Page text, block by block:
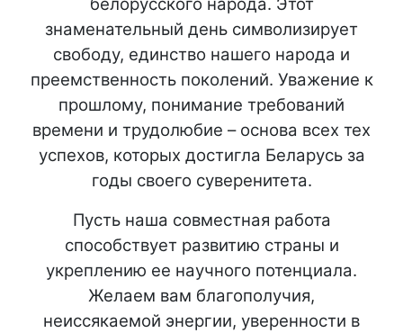
белорусского народа. Этот
знаменательный день символизирует
свободу, единство нашего народа и
преемственность поколений. Уважение к
прошлому, понимание требований
времени и трудолюбие – основа всех тех
успехов, которых достигла Беларусь за
годы своего суверенитета.
Пусть наша совместная работа
способствует развитию страны и
укреплению ее научного потенциала.
Желаем вам благополучия,
неиссякаемой энергии, уверенности в